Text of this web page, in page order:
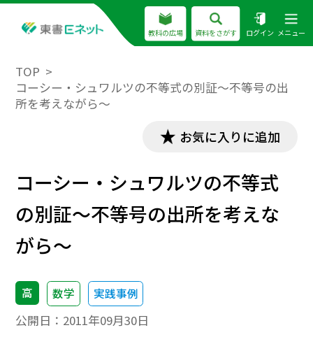
教科の広場 資料をさがす ログイン メニュー
TOP
コーシー・シュワルツの不等式の別証～不等号の出
所を考えながら～
お気に入りに追加
コーシー・シュワルツの不等式
の別証～不等号の出所を考えな
がら～
高 数学 実践事例
公開日： 2011年09月30日